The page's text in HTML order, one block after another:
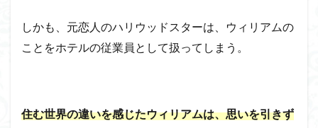
しかも、元恋人のハリウッドスターは、ウィリアムの
ことをホテルの従業員として扱ってしまう。
住む世界の違いを感じたウィリアムは、思いを引きず